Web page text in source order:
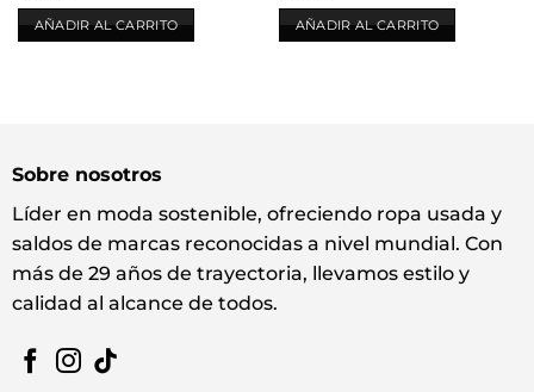
AÑADIR AL CARRITO AÑADIR AL CARRITO
Sobre nosotros
Líder en moda sostenible, ofreciendo ropa usada y
saldos de marcas reconocidas a nivel mundial. Con
más de 29 años de trayectoria, llevamos estilo y
calidad al alcance de todos.